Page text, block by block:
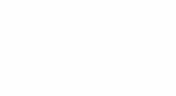
sites à découvrir lors
(avec ou sans
?